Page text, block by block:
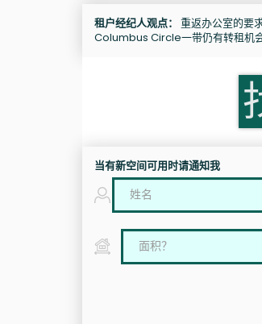
租户经纪人观点： 重返办公室的要
Columbus Circle一带仍有转租机会
当有新空间可用时请通知我